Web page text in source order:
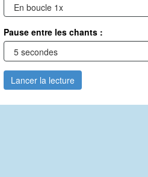
Pause entre les chants :
Lancer la lecture